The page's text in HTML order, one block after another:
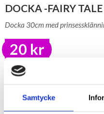
Samtycke
DOCKA -FAIRY
Docka 30cm med
20 kr
LAGER I SVERIGE, SNABB LEVERANS
BEVAKA